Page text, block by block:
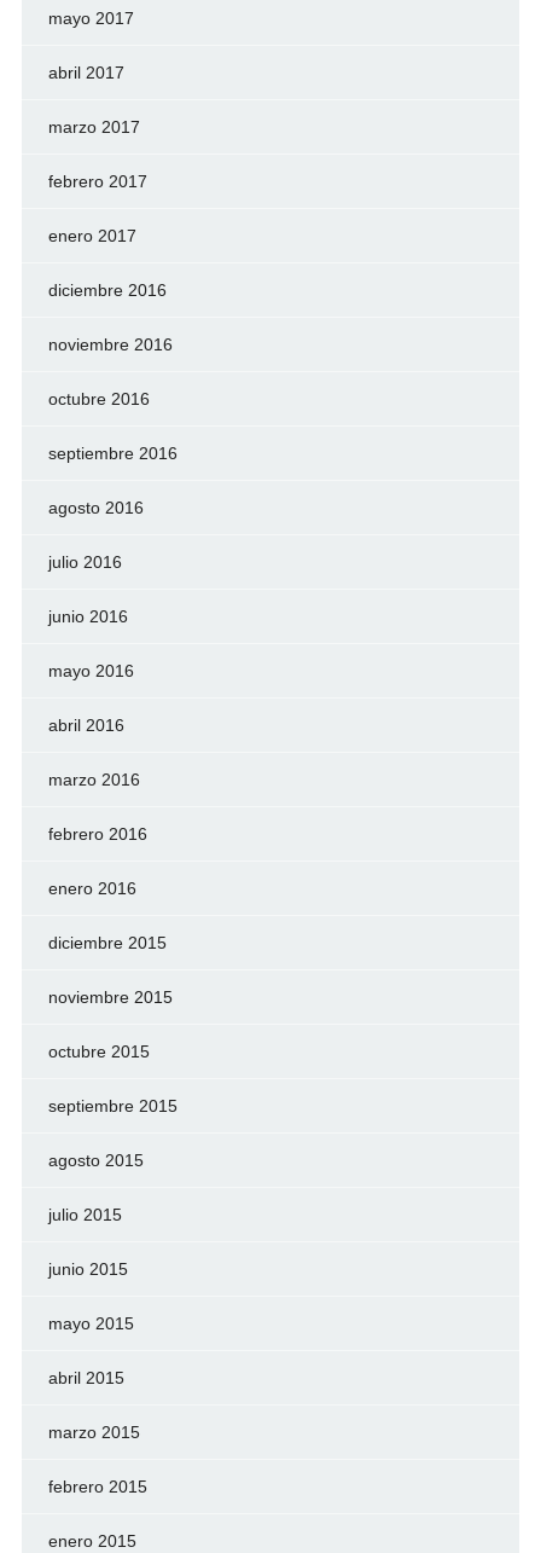
mayo 2017
abril 2017
marzo 2017
febrero 2017
enero 2017
diciembre 2016
noviembre 2016
octubre 2016
septiembre 2016
agosto 2016
julio 2016
junio 2016
mayo 2016
abril 2016
marzo 2016
febrero 2016
enero 2016
diciembre 2015
noviembre 2015
octubre 2015
septiembre 2015
agosto 2015
julio 2015
junio 2015
mayo 2015
abril 2015
marzo 2015
febrero 2015
enero 2015